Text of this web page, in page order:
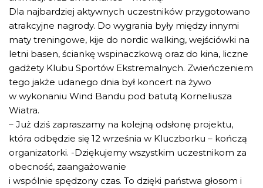
Dla najbardziej aktywnych uczestników przygotowano
atrakcyjne nagrody. Do wygrania były między innymi
maty treningowe, kije do nordic walking, wejściówki na
letni basen, ściankę wspinaczkową oraz do kina, liczne
gadżety Klubu Sportów Ekstremalnych. Zwieńczeniem
tego jakże udanego dnia był koncert na żywo
w wykonaniu Wind Bandu pod batutą Korneliusza
Wiatra.
– Już dziś zapraszamy na kolejną odsłonę projektu,
która odbędzie się 12 września w Kluczborku – kończą
organizatorki. -Dziękujemy wszystkim uczestnikom za
obecność, zaangażowanie
i wspólnie spędzony czas. To dzięki państwa głosom i